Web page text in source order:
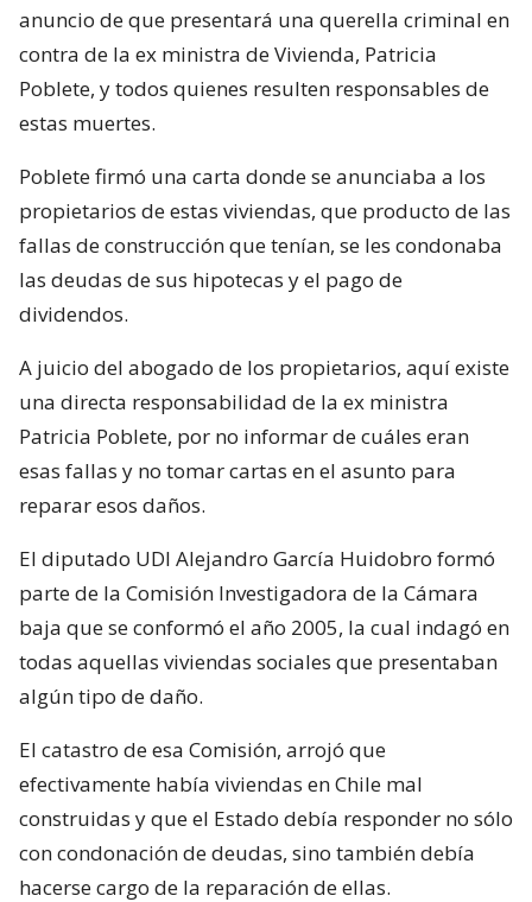
anuncio de que presentará una querella criminal en
contra de la ex ministra de Vivienda, Patricia
Poblete, y todos quienes resulten responsables de
estas muertes.
Poblete firmó una carta donde se anunciaba a los
propietarios de estas viviendas, que producto de las
fallas de construcción que tenían, se les condonaba
las deudas de sus hipotecas y el pago de
dividendos.
A juicio del abogado de los propietarios, aquí existe
una directa responsabilidad de la ex ministra
Patricia Poblete, por no informar de cuáles eran
esas fallas y no tomar cartas en el asunto para
reparar esos daños.
El diputado UDI Alejandro García Huidobro formó
parte de la Comisión Investigadora de la Cámara
baja que se conformó el año 2005, la cual indagó en
todas aquellas viviendas sociales que presentaban
algún tipo de daño.
El catastro de esa Comisión, arrojó que
efectivamente había viviendas en Chile mal
construidas y que el Estado debía responder no sólo
con condonación de deudas, sino también debía
hacerse cargo de la reparación de ellas.